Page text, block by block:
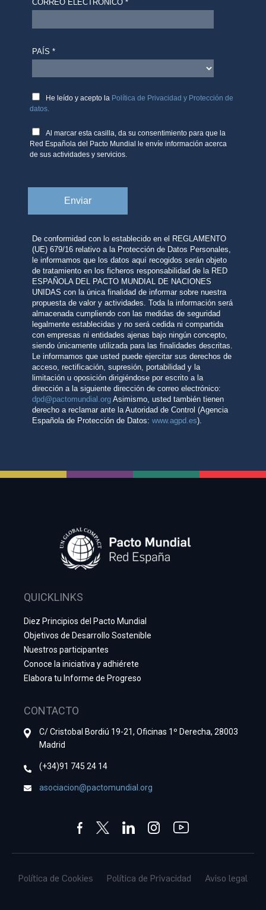
QUICKLINKS
Diez Principios del Pacto Mundial
Objetivos de Desarrollo Sostenible
Nuestros participantes
Conoce la iniciativa y adhiérete
Elabora tu Informe de Progreso
CONTACTO
C/ Cristobal Bordiú 19-21, Oficinas 1º Derecha, 28003
Madrid
(+34)91 745 24 14
asociacion@pactomundial.org
Política de Cookies Política de Privacidad Aviso legal